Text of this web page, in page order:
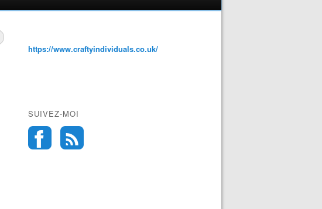
https://www.craftyindividuals.co.uk/
SUIVEZ-MOI